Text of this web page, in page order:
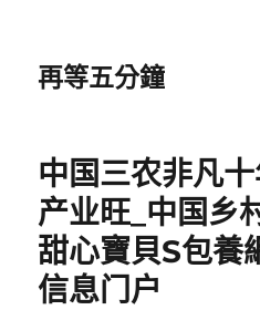
再等五分鐘
中国三农非凡
产业旺_中国乡
甜心寶貝S包養
信息门户